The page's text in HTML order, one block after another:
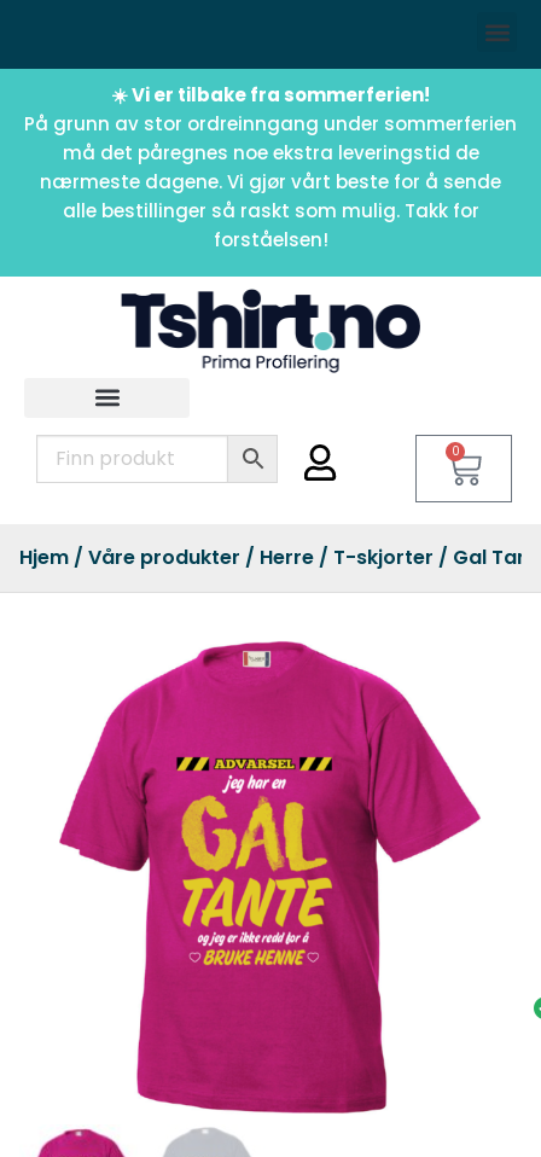
☀️ Vi er tilbake fra sommerferien!
På grunn av stor ordreinngang under sommerferien
må det påregnes noe ekstra leveringstid de
nærmeste dagene. Vi gjør vårt beste for å sende
alle bestillinger så raskt som mulig. Takk for
forståelsen!
0
Hjem / Våre produkter / Herre / T-skjorter / Gal